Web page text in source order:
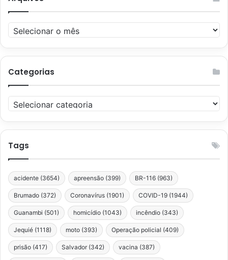
Arquivos
Categorias
Categorias
Tags
acidente (3654) apreensão (399) BR-116 (963)
Brumado (372) Coronavírus (1901) COVID-19 (1944)
Guanambi (501) homicídio (1043) incêndio (343)
Jequié (1118) moto (393) Operação policial (409)
prisão (417) Salvador (342) vacina (387)